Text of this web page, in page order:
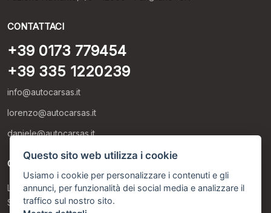
Questo sito web utilizza i cookie
Usiamo i cookie per personalizzare i contenuti e gli
annunci, per funzionalità dei social media e analizzare il
traffico sul nostro sito.
CONTATTACI
+39 0173 779454
+39 335 1220239
info@autocarsas.it
lorenzo@autocarsas.it
daniele@autocarsas.it
ORARI DI APERTURA
Lunedì – Venerdì: 8:30 - 12:30 / 14:00 - 19:30
Sabato: 8:30 - 12:30 / 14:30 - 18:00